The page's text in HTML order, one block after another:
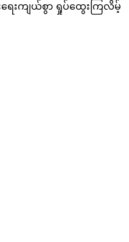
ေးကျယ်စွာ ရှုပ်ထွေးကြလိမ့်